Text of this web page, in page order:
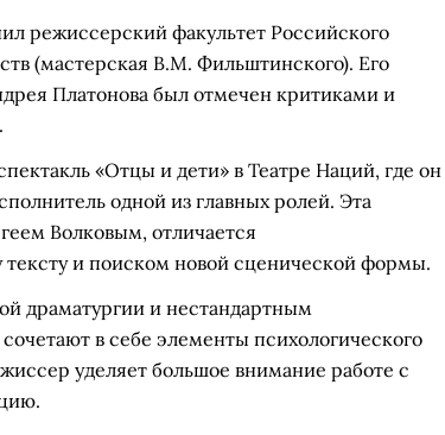
режиссерский факультет Российского
(мастерская В.М. Фильштинского). Его
Платонова был отмечен критиками и
«Отцы и дети» в Театре Наций, где он
одной из главных ролей. Эта
Волковым, отличается
и поиском новой сценической формы.
драматургии и нестандартным
в себе элементы психологического
уделяет большое внимание работе с